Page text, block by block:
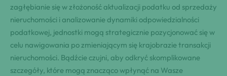
zagłębianie się w złożoność aktualizacji podatku od sprzedaży
nieruchomości i analizowanie dynamiki odpowiedzialności
podatkowej, jednostki mogą strategicznie pozycjonować się w
celu nawigowania po zmieniającym się krajobrazie transakcji
nieruchomości. Bądźcie czujni, aby odkryć skomplikowane
szczegóły, które mogą znacząco wpłynąć na Wasze